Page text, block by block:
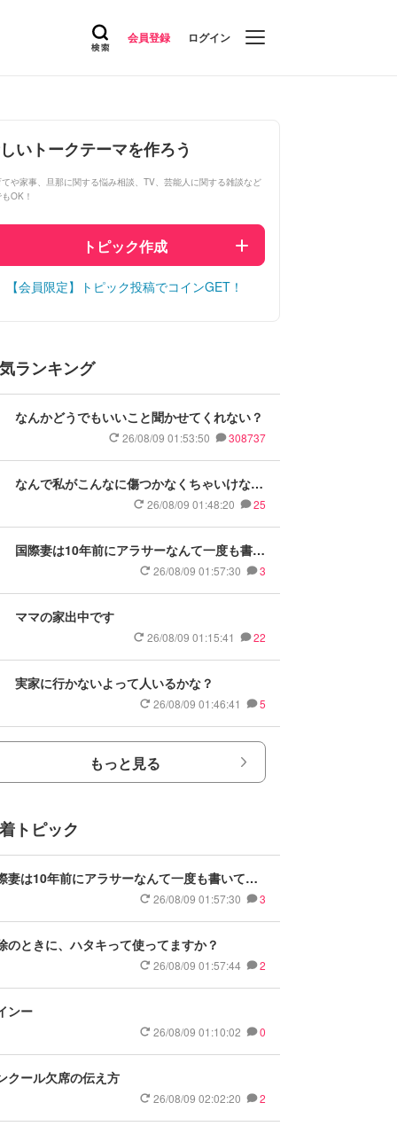
会員登録 ログイン
いトークテーマを作ろう
や家事、旦那に関する悩み相談、TV、芸能人に関する雑談など
OK！
トピック作成
【会員限定】トピック投稿でコインGET！
ランキング
なんかどうでもいいこと聞かせてくれない？
26/08/09 01:53:50 308737
なんで私がこんなに傷つかなくちゃいけない
26/08/09 01:48:20 25
国際妻は10年前にアラサーなんて一度も書い
26/08/09 01:57:30 3
ママの家出中です
26/08/09 01:15:41 22
実家に行かないよって人いるかな？
26/08/09 01:46:41 5
もっと見る
トピック
妻は10年前にアラサーなんて一度も書いてな
26/08/09 01:57:30 3
のときに、ハタキって使ってますか？
26/08/09 01:57:44 2
ンー
26/08/09 01:10:02 0
クール欠席の伝え方
26/08/09 02:02:20 2